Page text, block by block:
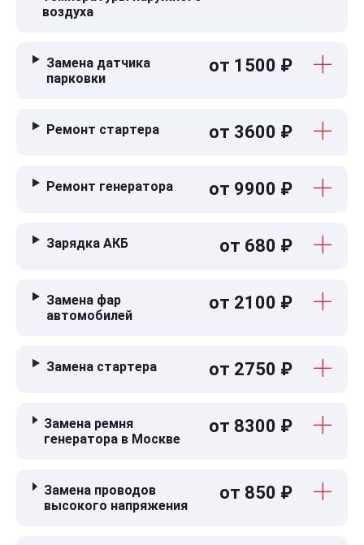
воздуха
Замена датчика
парковки
от 1500 ₽
Ремонт стартера от 3600 ₽
Ремонт генератора от 9900 ₽
Зарядка АКБ от 680 ₽
Замена фар
автомобилей
от 2100 ₽
Замена стартера от 2750 ₽
Замена ремня
генератора в Москве
от 8300 ₽
Замена проводов
высокого напряжения
от 850 ₽